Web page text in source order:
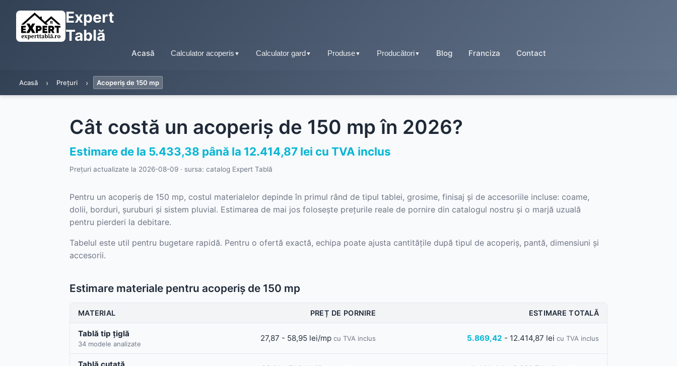
Expert
Tablă
Acasă Calculator acoperis ▼ Calculator gard ▼ Produse▼
Tablă tip țiglă
Tablă cutată
Tablă prefălțuită click
Sageac
Tablă industrială
Producători▼
Tablă fălțuită
Țiglă metalică
Accesorii acoperiș
Sistem pluvial
Blog Franciza Contact
Acasă Prețuri Acoperiș de 150 mp
Cât costă un acoperiș de 150 mp în 2026?
Estimare de la 5.433,38 până la 12.414,87 lei cu TVA inclus
Prețuri actualizate la 2026-08-09 · sursa: catalog Expert Tablă
Pentru un acoperiș de 150 mp, costul materialelor depinde în primul rând de tipul tablei, grosime, finisaj și de accesoriile incluse: coame,
dolii, borduri, șuruburi și sistem pluvial. Estimarea de mai jos folosește prețurile reale de pornire din catalogul nostru și o marjă uzuală
pentru pierderi la debitare.
Tabelul este util pentru bugetare rapidă. Pentru o ofertă exactă, echipa poate ajusta cantitățile după tipul de acoperiș, pantă, dimensiuni și
accesorii.
Estimare materiale pentru acoperiș de 150 mp
MATERIAL PREȚ DE PORNIRE ESTIMARE TOTALĂ
Tablă tip țiglă
34 modele analizate
27,87 - 58,95 lei/mp cu TVA inclus 5.869,42 - 12.414,87 lei cu TVA inclus